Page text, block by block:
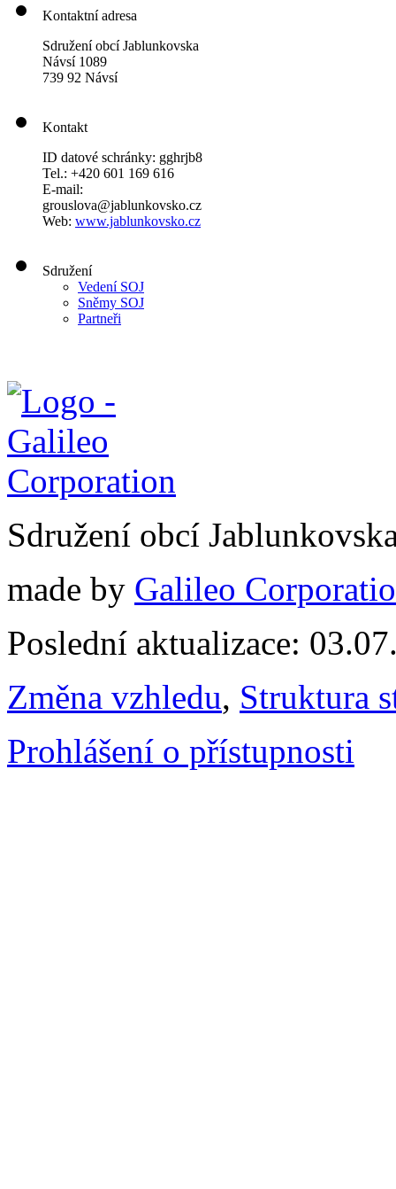
Kontaktní adresa
Sdružení obcí Jablunkovska
Návsí 1089
739 92 Návsí
Kontakt
ID datové schránky: gghrjb8
Tel.: +420 601 169 616
E-mail:
grouslova@jablunkovsko.cz
Web: www.jablunkovsko.cz
Sdružení
Vedení SOJ
Sněmy SOJ
Partneři
Sdružení obcí
made by Galileo
Poslední aktualizace:
Změna vzhledu, Struktura
Prohlášení o přístupnosti